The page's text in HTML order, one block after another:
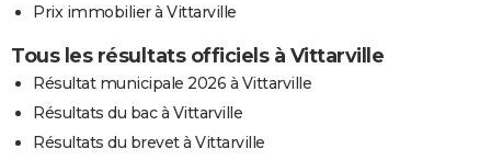
Prix immobilier à Vittarville
Tous les résultats officiels à Vittarville
Résultat municipale 2026 à Vittarville
Résultats du bac à Vittarville
Résultats du brevet à Vittarville